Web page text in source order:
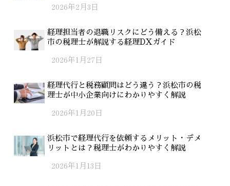
2026年2月3日
経理担当者の退職リスクにどう備える？浜松
市の税理士が解説する経理DXガイド
2026年1月27日
経理代行と税務顧問はどう違う？浜松市の税
理士が中小企業向けにわかりやすく解説
2026年1月20日
浜松市で経理代行を依頼するメリット・デメ
リットとは？税理士がわかりやすく解説
2026年1月13日